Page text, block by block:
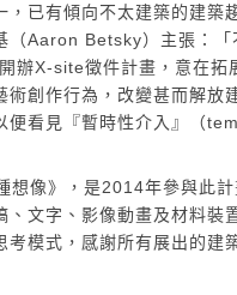
已有傾向不太建築的建
Aaron Betsky）主張：
辦X-site徵件計畫，意在
創作行為，改變甚而解
便看見『暫時性介入』（
像》，是2014年參與此
文字、影像動畫及材料
模式，感謝所有展出的建